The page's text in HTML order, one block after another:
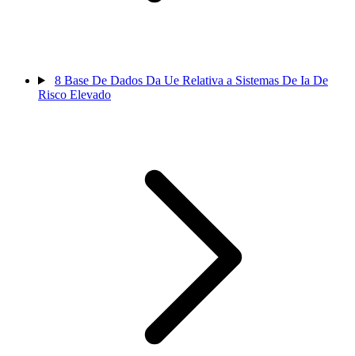
8 Base De Dados Da Ue Relativa a Sistemas De Ia De
Risco Elevado